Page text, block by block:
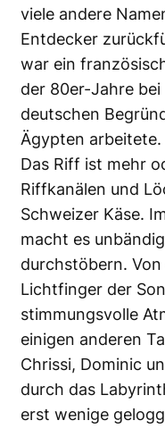
viele andere
Entdecker
war ein
der 80er-Jahre bei
deutschen
Ägypten arbeitete.
Das Riff ist mehr
Riffkanälen und
Schweizer Käse.
macht es
durchstöbern.
Lichtfinger der
stimmungsvolle
einigen anderen
Chrissi, Dominic
durch das
erst wenige